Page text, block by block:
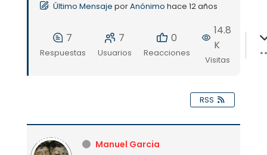
Último Mensaje porAnónimo hace 12 años
7
Respuestas
7
Usuarios
0
Reacciones
14.8
K
Visitas
RSS
Manuel Garcia